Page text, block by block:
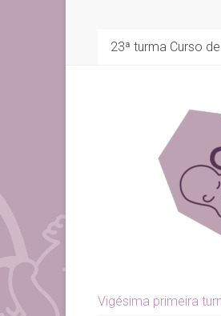
23ª turma Curso
Vigésima primeira